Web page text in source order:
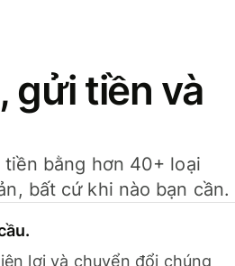
gửi tiền và
bằng hơn 40+ loại
bất cứ khi nào bạn cần.
lợi và chuyển đổi chúng